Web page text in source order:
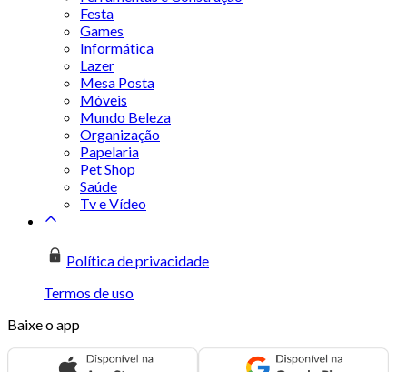
Festa
Games
Informática
Lazer
Mesa Posta
Móveis
Mundo Beleza
Organização
Papelaria
Pet Shop
Saúde
Tv e Vídeo
Política de privacidade
Termos de uso
Baixe o app